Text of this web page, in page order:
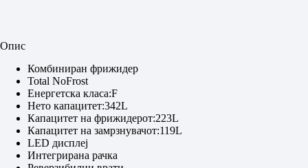
Опис
Комбиниран фрижидер
Total NoFrost
Енергетска класа:F
Нето капацитет:342L
Капацитет на фрижидерот:223L
Капацитет на замрзнувачот:119L
LED дисплеј
Интегрирана рачка